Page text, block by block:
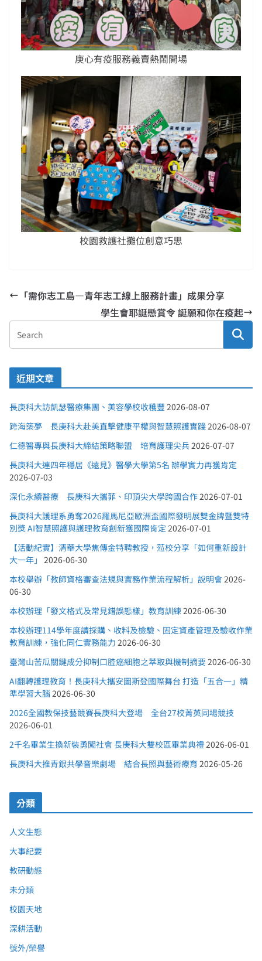
庚心有疫服務義賣熱鬧開場
校園救護社攤位創意巧思
「需你志工島—青年志工線上服務計畫」成果分享
學生會耶誕懸賞令 誕願和你在疫起
近期文章
長庚科大訪凱瑟醫療集團、美容學校收穫豐 2026-08-07
跨海築夢 長庚科大赴美直擊健康平權與智慧照護實踐2026-08-07
仁德醫專與長庚科大締結策略聯盟 培育護理尖兵2026-07-07
長庚科大連四年穩居《遠見》醫學大學第5名 辦學實力再獲肯定
2026-07-03
深化永續醫療 長庚科大攜菲、印頂尖大學跨國合作2026-07-01
長庚科大護理系勇奪2026羅馬尼亞歐洲盃國際發明展雙金牌暨雙特
別獎 AI智慧照護與護理教育創新獲國際肯定 2026-07-01
【活動紀實】清華大學焦傳金特聘教授，蒞校分享「如何重新設計
大一年」 2026-06-30
本校舉辦「教師資格審查法規與實務作業流程解析」說明會2026-
06-30
本校辦理「發文格式及常見錯誤態樣」教育訓練2026-06-30
本校辦理114學年度請採購、收料及檢驗、固定資產管理及驗收作業
教育訓練，強化同仁實務能力 2026-06-30
臺灣山苦瓜關鍵成分抑制口腔癌細胞之萃取與機制摘要2026-06-30
AI翻轉護理教育！長庚科大攜安圖斯登國際舞台 打造「五合一」精
準學習大腦 2026-06-30
2026全國教保技藝競賽長庚科大登場 全台27校菁英同場競技
2026-06-01
2千名畢業生換新裝勇闖社會 長庚科大雙校區畢業典禮2026-06-01
長庚科大推青銀共學音樂劇場 結合長照與藝術療育 2026-05-26
分類
人文生態
大事紀要
教研動態
未分類
校園天地
深耕活動
號外/榮譽